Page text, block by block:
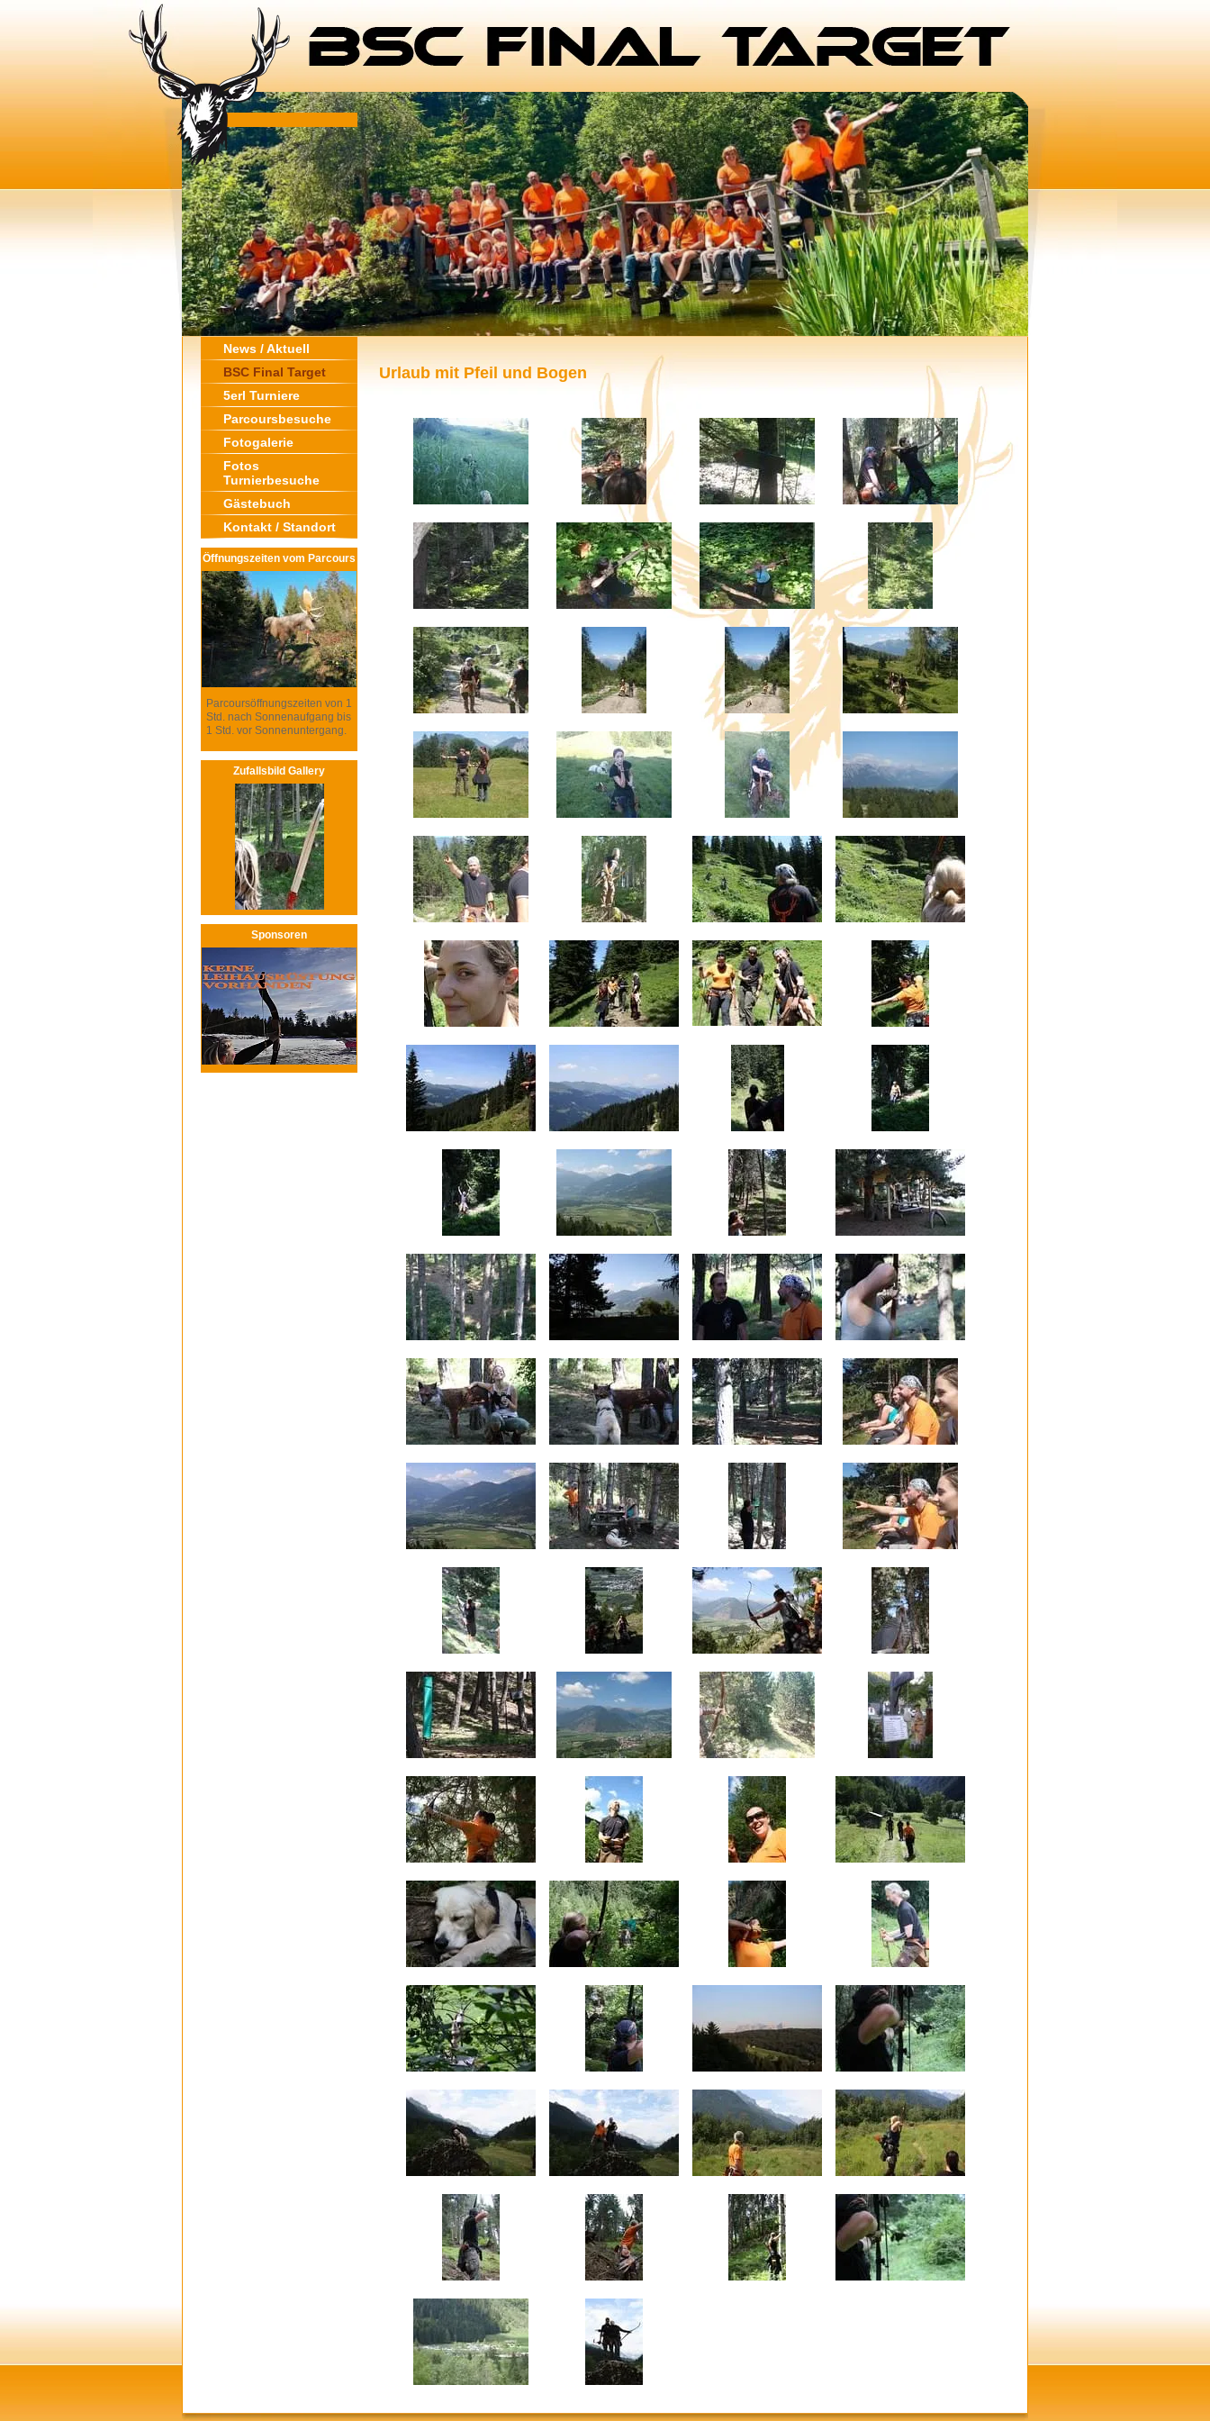
News / Aktuell
BSC Final Target
5erl Turniere
Parcoursbesuche
Fotogalerie
Fotos
Turnierbesuche
Gästebuch
Kontakt / Standort
Öffnungszeiten vom Parcours
Parcoursöffnungszeiten von 1
Std. nach Sonnenaufgang bis
1 Std. vor Sonnenuntergang.
Zufallsbild Gallery
Sponsoren
Urlaub mit Pfeil und Bogen